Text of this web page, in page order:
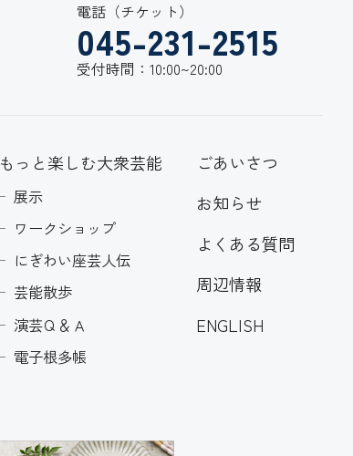
電話（チケット）
045-231-2515
受付時間：10:00~20:00
もっと楽しむ大衆芸能
展示
ワークショップ
にぎわい座芸人伝
芸能散歩
演芸Ｑ＆Ａ
電子根多帳
ごあいさつ
お知らせ
よくある質問
周辺情報
ENGLISH